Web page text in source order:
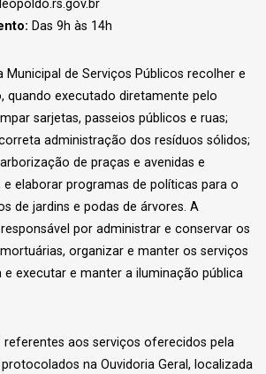
Das 9h às 14h
Municipal de Serviços Públicos recolher e
quando executado diretamente pelo
sarjetas, passeios públicos e ruas;
administração dos resíduos sólidos;
de praças e avenidas e
e elaborar programas de políticas para o
de jardins e podas de árvores. A
por administrar e conservar os
organizar e manter os serviços
e executar e manter a iluminação pública
referentes aos serviços oferecidos pela
na Ouvidoria Geral, localizada